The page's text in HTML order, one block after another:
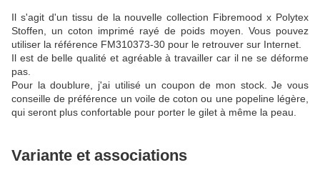
Il s'agit d'un tissu de la nouvelle collection Fibremood x Polytex
Stoffen, un coton imprimé rayé de poids moyen. Vous pouvez
utiliser la référence FM310373-30 pour le retrouver sur Internet.
Il est de belle qualité et agréable à travailler car il ne se déforme
pas.
Pour la doublure, j'ai utilisé un coupon de mon stock. Je vous
conseille de préférence un voile de coton ou une popeline légère,
qui seront plus confortable pour porter le gilet à même la peau.
Variante et associations